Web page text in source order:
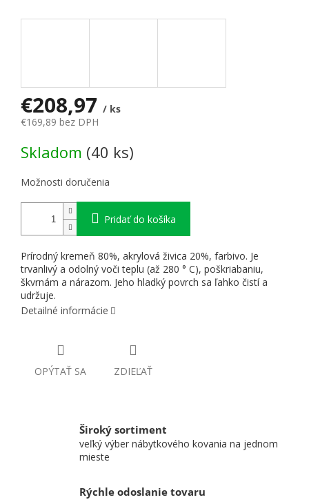
€208,97 / ks
€169,89 bez DPH
Skladom (40 ks)
Možnosti doručenia
Pridať do košíka
Prírodný kremeň 80%, akrylová živica 20%, farbivo. Je
trvanlivý a odolný voči teplu (až 280 ° C), poškriabaniu,
škvrnám a nárazom. Jeho hladký povrch sa ľahko čistí a
udržuje.
Detailné informácie
OPÝTAŤ SA ZDIEĽAŤ
Široký sortiment
veľký výber nábytkového kovania na jednom
mieste
Rýchle odoslanie tovaru